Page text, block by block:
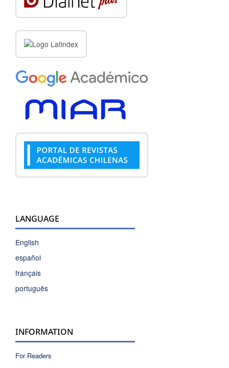
LANGUAGE
English
español
français
português
INFORMATION
For Readers